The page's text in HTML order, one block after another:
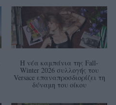
Η νέα καμπάνια της Fall-
Winter 2026 συλλογής του
Versace επαναπροσδιορίζει τη
δύναμη του οίκου